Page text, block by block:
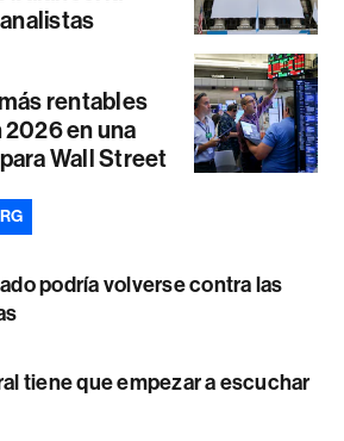
rentables
en una
Wall Street
podría volverse contra las
tiene que empezar a escuchar